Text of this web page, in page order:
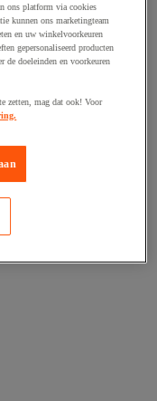
ons platform via cookies
kunnen ons marketingteam
en uw winkelvoorkeuren
gepersonaliseerd producten
de doeleinden en voorkeuren
zetten, mag dat ook! Voor